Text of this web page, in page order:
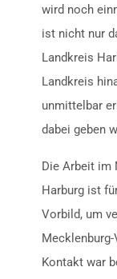
wird noch
ist nicht nur
Landkreis
Landkreis
unmittelbar
dabei geben
Die Arbeit im
Harburg ist
Vorbild, um
Kontakt war